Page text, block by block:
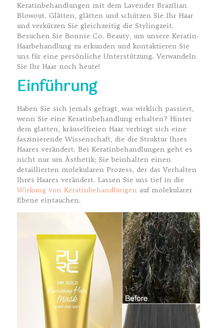
Keratinbehandlungen mit dem Lavender Brazilian
Blowout. Glätten, glätten und schützen Sie Ihr Haar
und verkürzen Sie gleichzeitig die Stylingzeit.
Besuchen Sie Bonnie Co. Beauty, um unsere Keratin-
Haarbehandlung zu erkunden und kontaktieren Sie
uns für eine persönliche Unterstützung. Verwandeln
Sie Ihr Haar noch heute!
Einführung
Haben Sie sich jemals gefragt, was wirklich passiert,
wenn Sie eine Keratinbehandlung erhalten? Hinter
dem glatten, kräuselfreien Haar verbirgt sich eine
faszinierende Wissenschaft, die die Struktur Ihres
Haares verändert. Bei Keratinbehandlungen geht es
nicht nur um Ästhetik; Sie beinhalten einen
detaillierten molekularen Prozess, der das Verhalten
Ihres Haares verändert. Lassen Sie uns tief in die
Wirkung von Keratinbehandlungen auf molekularer
Ebene eintauchen.